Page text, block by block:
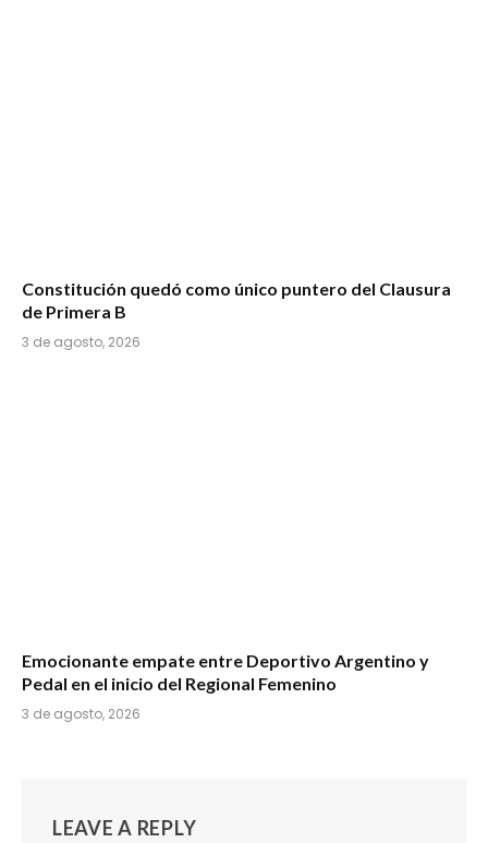
Constitución quedó como único puntero del Clausura
de Primera B
3 de agosto, 2026
Emocionante empate entre Deportivo Argentino y
Pedal en el inicio del Regional Femenino
3 de agosto, 2026
LEAVE A REPLY